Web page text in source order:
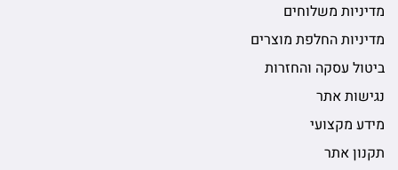
מדיניות משלוחים
מדיניות החלפת מוצרים
ביטול עסקה והחזרות
נגישות אתר
מידע מקצועי
תקנון אתר